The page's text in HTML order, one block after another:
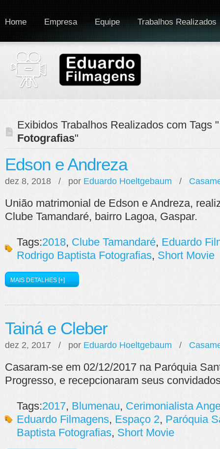
Home Empresa Equipe Trabalhos Realizados
Exibidos Trabalhos Realizados com Tags "
Fotografias"
Edson e Andreza
dez 8, 2018 / por Eduardo Hoeltgebaum /
União matrimonial de Edson e Andreza,
Clube Tamandaré, bairro Lagoa, Gaspar.
Tags:2018, Clube Tamandaré, Eduardo
Rodrigo Baptista Fotografias, Short Movie
MAIS DETALHES [+]
Tainá e Cleber
dez 2, 2017 / por Eduardo Hoeltgebaum /
Casaram-se em 02/12/2017 na Paróquia
Progresso, e recepcionaram seus
Tags:2017, Blumenau, Cerimonialista
Eduardo Filmagens, Espaço 2, Paróquia
Baptista Fotografias, Short Movie